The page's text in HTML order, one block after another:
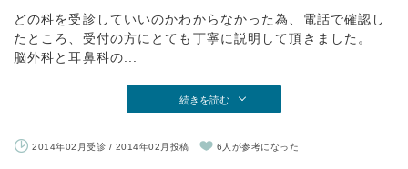
どの科を受診していいのかわからなかった為、電話で確認し
たところ、受付の方にとても丁寧に説明して頂きました。
脳外科と耳鼻科の...
続きを読む
2014年02月受診 / 2014年02月投稿 6人が参考になった